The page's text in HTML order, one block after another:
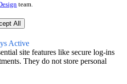
team.
All
Active
site features like secure log-ins
They do not store personal